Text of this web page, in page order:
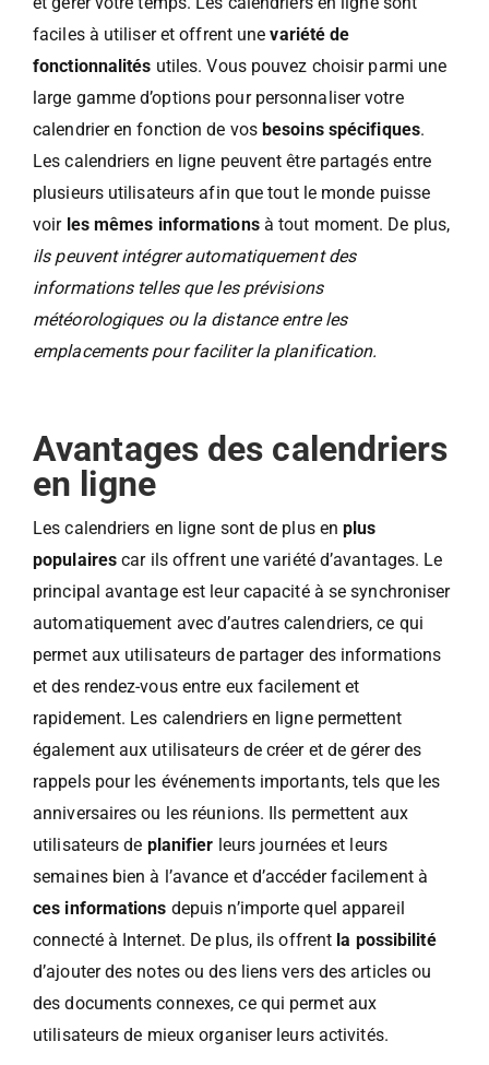
faciles à utiliser et offrent unevariété de
fonctionnalités utiles. Vous pouvez choisir parmi une
large gamme d’options pour personnaliser votre
calendrier en fonction de vosbesoins spécifiques.
Les calendriers en ligne peuvent être partagés entre
plusieurs utilisateurs afin que tout le monde puisse
voir les mêmes informationsà tout moment. De plus,
ils peuvent intégrer automatiquement des
informations telles que les prévisions
météorologiques ou la distance entre les
emplacements pour faciliter la planification.
Avantages des calendriers
en ligne
Les calendriers en ligne sont de plus enplus
populairescar ils offrent une variété d’avantages. Le
principal avantage est leur capacité à se synchroniser
automatiquement avec d’autres calendriers, ce qui
permet aux utilisateurs de partager des informations
et des rendez-vous entre eux facilement et
rapidement. Les calendriers en ligne permettent
également aux utilisateurs de créer et de gérer des
rappels pour les événements importants, tels que les
anniversaires ou les réunions. Ils permettent aux
utilisateurs de planifier leurs journées et leurs
semaines bien à l’avance et d’accéder facilement à
ces informations depuis n’importe quel appareil
connecté à Internet. De plus, ils offrent la possibilité
d’ajouter des notes ou des liens vers des articles ou
des documents connexes, ce qui permet aux
utilisateurs de mieux organiser leurs activités.